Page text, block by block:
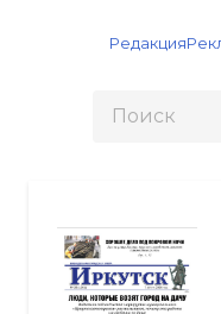
Редакция